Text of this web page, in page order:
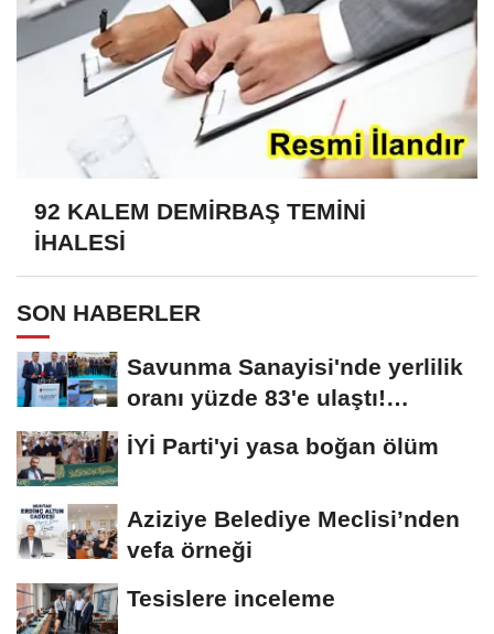
92 KALEM DEMİRBAŞ TEMİNİ
İHALESİ
SON HABERLER
Savunma Sanayisi'nde yerlilik
oranı yüzde 83'e ulaştı!
Erzurum da...
İYİ Parti'yi yasa boğan ölüm
Aziziye Belediye Meclisi’nden
vefa örneği
Tesislere inceleme